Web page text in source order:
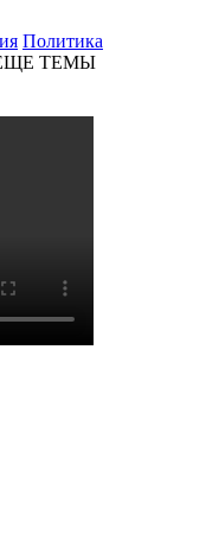
Политика
ТЕМЫ